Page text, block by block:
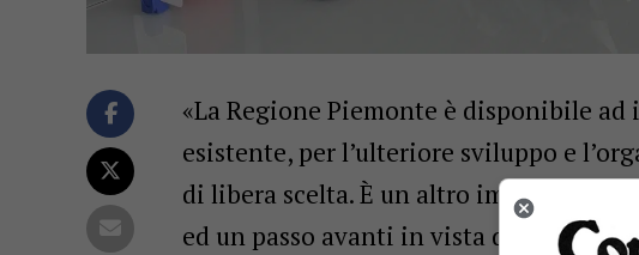
«La Regione Piemonte è disponibile
esistente, per l’ulteriore sviluppo e
di libera scelta. È un altro importante
ed un passo avanti in vista della